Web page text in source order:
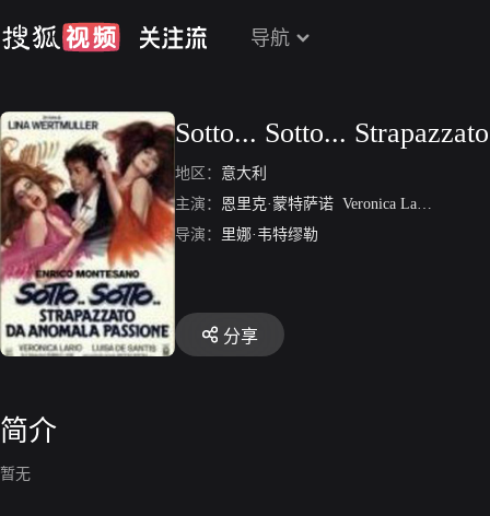
导航
Sotto... Sotto...
地区： 意大利
主演： 恩里克·蒙特萨诺 Veronica Lario
导演： 里娜·韦特缪勒
分享
简介
暂无